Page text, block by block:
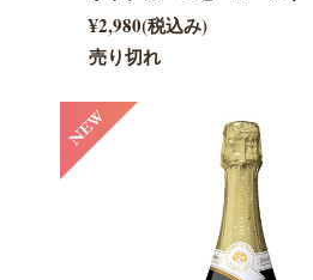
¥2,980(税込み)
売り切れ